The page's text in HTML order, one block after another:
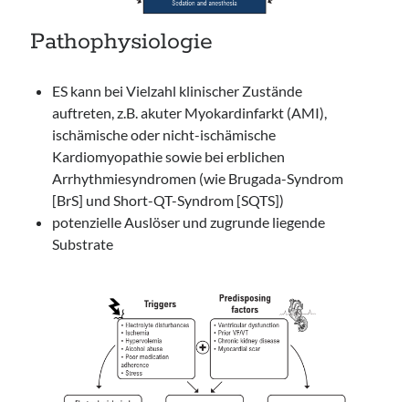
Pathophysiologie
ES kann bei Vielzahl klinischer Zustände
auftreten, z.B. akuter Myokardinfarkt (AMI),
ischämische oder nicht-ischämische
Kardiomyopathie sowie bei erblichen
Arrhythmiesyndromen (wie Brugada-Syndrom
[BrS] und Short-QT-Syndrom [SQTS])
potenzielle Auslöser und zugrunde liegende
Substrate